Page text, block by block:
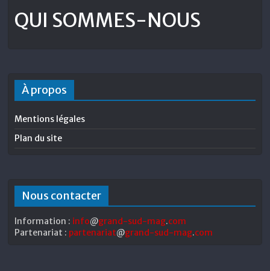
QUI SOMMES-NOUS
À propos
Mentions légales
Plan du site
Nous contacter
Information : info@grand-sud-mag.com
Partenariat : partenariat@grand-sud-mag.com